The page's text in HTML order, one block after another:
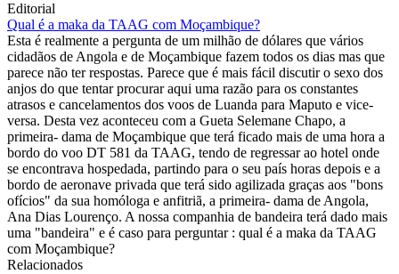
Editorial
Qual é a maka da TAAG com Moçambique?
Esta é realmente a pergunta de um milhão de dólares que vários
cidadãos de Angola e de Moçambique fazem todos os dias mas que
parece não ter respostas. Parece que é mais fácil discutir o sexo dos
anjos do que tentar procurar aqui uma razão para os constantes
atrasos e cancelamentos dos voos de Luanda para Maputo e vice-
versa. Desta vez aconteceu com a Gueta Selemane Chapo, a
primeira- dama de Moçambique que terá ficado mais de uma hora a
bordo do voo DT 581 da TAAG, tendo de regressar ao hotel onde
se encontrava hospedada, partindo para o seu país horas depois e a
bordo de aeronave privada que terá sido agilizada graças aos "bons
ofícios" da sua homóloga e anfitriã, a primeira- dama de Angola,
Ana Dias Lourenço. A nossa companhia de bandeira terá dado mais
uma "bandeira" e é caso para perguntar : qual é a maka da TAAG
com Moçambique?
Relacionados